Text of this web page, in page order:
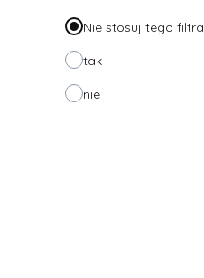
Nie stosuj tego filtra
tak
nie